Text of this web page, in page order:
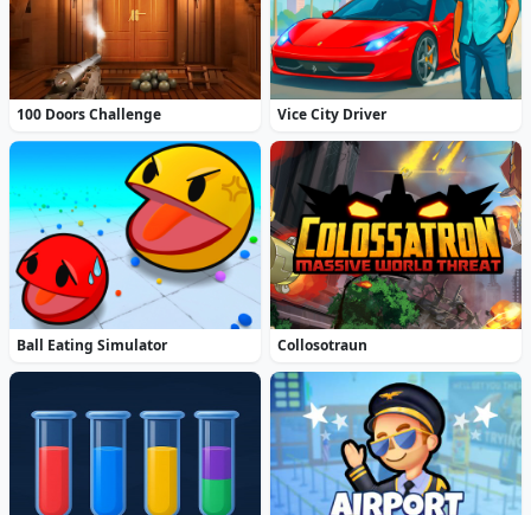
100 Doors Challenge Vice City Driver
Ball Eating Simulator Collosotraun